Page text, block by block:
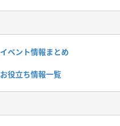
イベント情報まとめ
お役立ち情報一覧